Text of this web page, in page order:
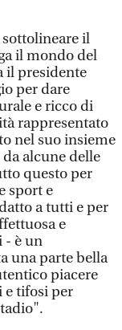
il
il mondo del
il presidente
per dare
e ricco di
rappresentato
nel suo insieme
alcune delle
questo per
sport e
a tutti e per
e
- è un
una parte bella
piacere
e tifosi per